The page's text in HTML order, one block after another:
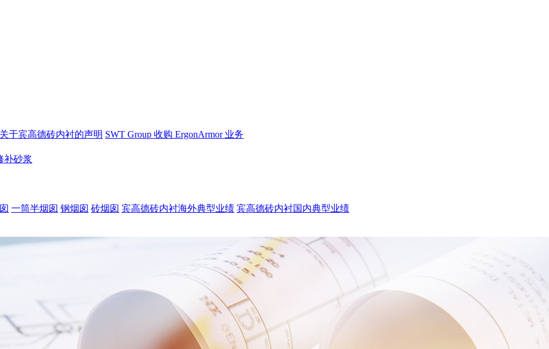
关于宾高德砖内衬的声明 SWT Group 收购 ErgonArmor 业务
补砂浆
一筒半烟囱 钢烟囱 砖烟囱 宾高德砖内衬海外典型业绩 宾高德砖内衬国内典型业绩